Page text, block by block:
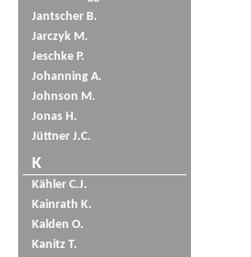
Jantscher B.
Jarczyk M.
Jeschke P.
Johanning A.
Johnson M.
Jonas H.
Jüttner J.C.
K
Kähler C.J.
Kainrath K.
Kalden O.
Kanitz T.